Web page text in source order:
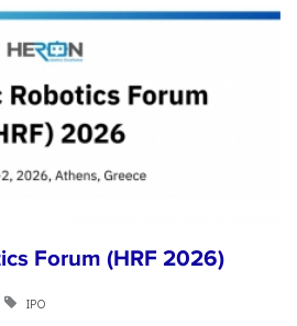
Forum (HRF 2026)
ΙΡΟ